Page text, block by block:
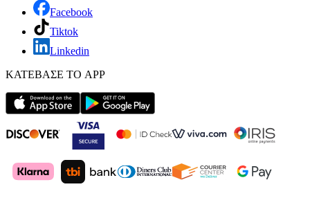
Facebook
Tiktok
Linkedin
ΚΑΤΕΒΑΣΕ ΤΟ APP